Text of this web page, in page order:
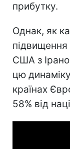
прибутку.
Однак, як
підвищення
США з
цю
країнах
58% від